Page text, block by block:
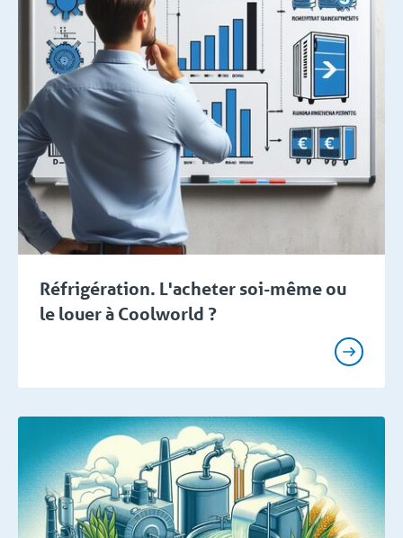
Réfrigération. L'acheter soi-même ou
le louer à Coolworld ?